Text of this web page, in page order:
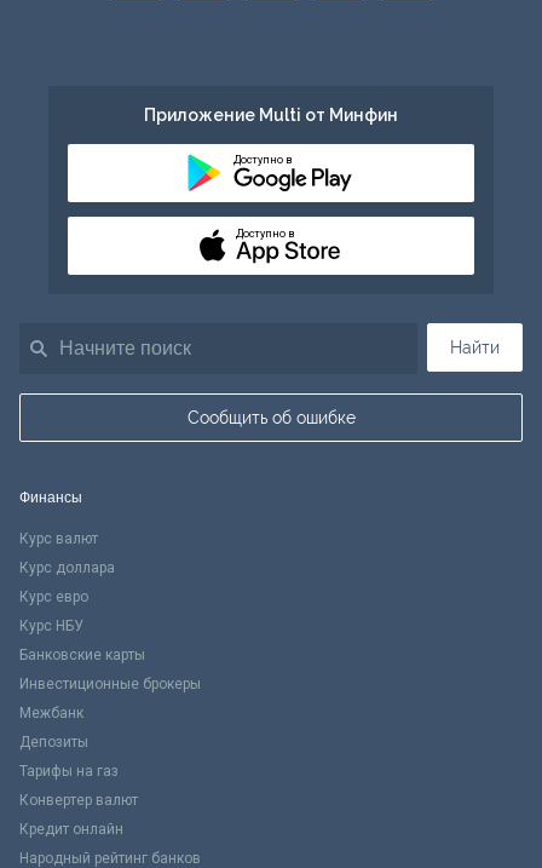
Найти
Сообщить об ошибке
Приложение Multi от Минфин
Доступно в
Доступно в
Финансы
Курс валют
Курс доллара
Курс евро
Курс НБУ
Банковские карты
Инвестиционные брокеры
Межбанк
Депозиты
Тарифы на газ
Конвертер валют
Кредит онлайн
Народный рейтинг банков